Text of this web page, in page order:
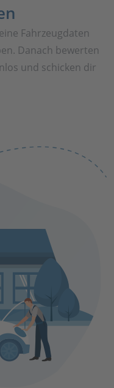
Fahrzeugdaten
Danach bewerten
und schicken dir